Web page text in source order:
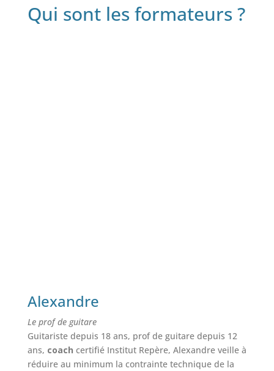
Qui sont les formateurs ?
Alexandre
Le prof de guitare
Guitariste depuis 18 ans, prof de guitare depuis 12
ans, coach certifié Institut Repère, Alexandre veille à
réduire au minimum la contrainte technique de la